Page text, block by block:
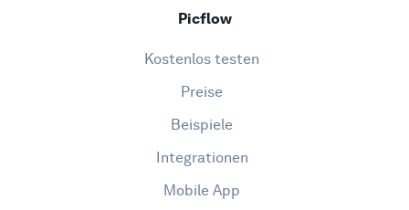
Picflow
Kostenlos testen
Preise
Beispiele
Integrationen
Mobile App